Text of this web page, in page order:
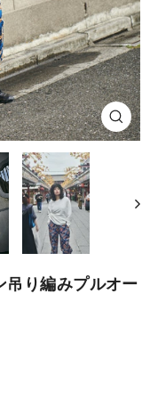
Close
(esc)
吊り編みプルオー